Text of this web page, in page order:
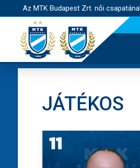
Az MTK Budapest Zrt. női
JÁTÉKOS